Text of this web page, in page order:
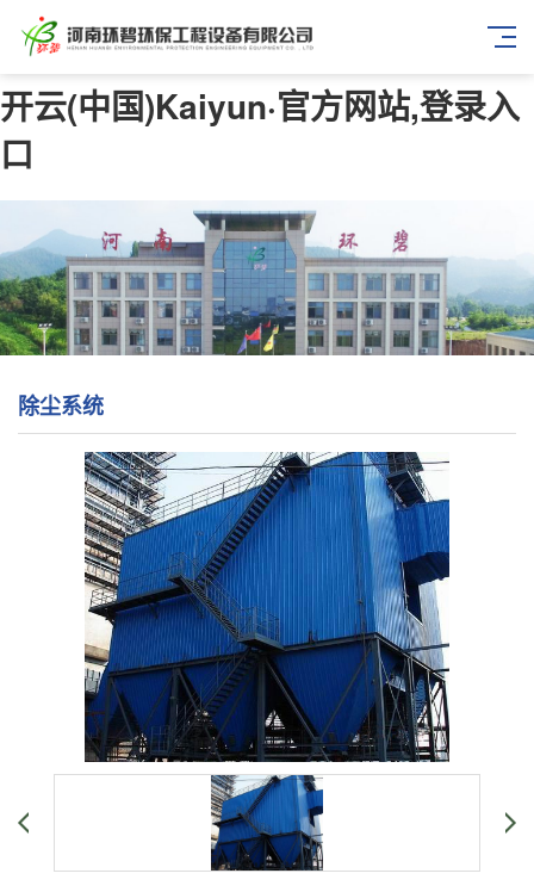
开云(中国)Kaiyun·官方网站,登录入
口
除尘系统